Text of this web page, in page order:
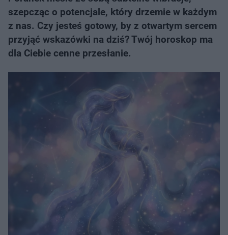
szepcząc o potencjale, który drzemie w każdym
z nas. Czy jesteś gotowy, by z otwartym sercem
przyjąć wskazówki na dziś? Twój horoskop ma
dla Ciebie cenne przesłanie.